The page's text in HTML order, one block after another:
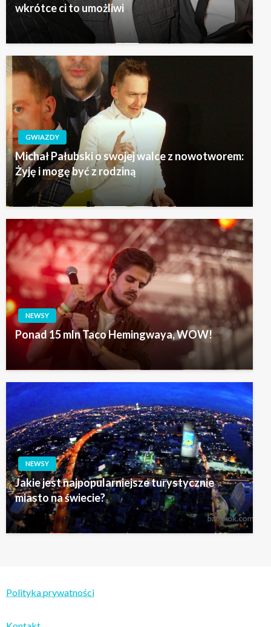
wkrótce ci to umożliwi
GWIAZDY
Michał Pałubski o swojej walce z nowotworem:
Żyję i mogę być z rodziną
NEWSY
Ponad 15 mln Taco Hemingwaya, WOW!
NEWSY
Jakie jest najpopularniejsze turystycznie
miasto na świecie?
Polityka prywatności